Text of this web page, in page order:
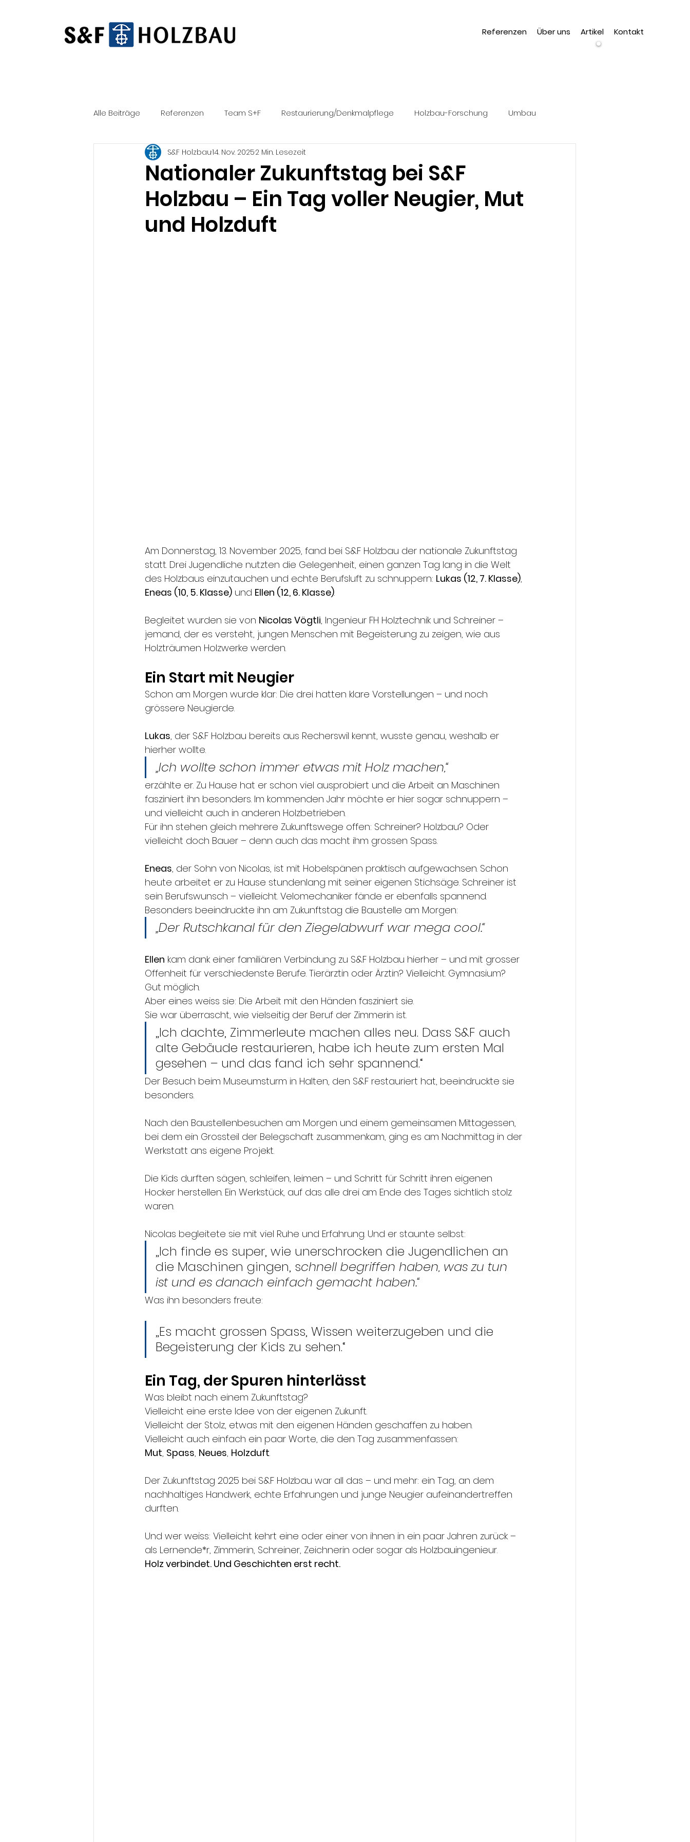
Referenzen Über uns Artikel Kontakt
Alle Beiträge Referenzen Team S+F Restaurierung/Denkmalpflege Holzbau-Forschung Umbau
Persönlich Neubau Schreinerarbeiten
Nationaler Zukunftstag bei S&F
Holzbau – Ein Tag voller Neugier, Mut
und Holzduft
S&F Holzbau14. Nov. 20252 Min. Lesezeit
Am Donnerstag, 13. November 2025, fand bei S&F Holzbau der nationale Zukunftstag
statt. Drei Jugendliche nutzten die Gelegenheit, einen ganzen Tag lang in die Welt
des Holzbaus einzutauchen und echte Berufsluft zu schnuppern: Lukas (12, 7. Klasse),
Eneas (10, 5. Klasse) und Ellen (12, 6. Klasse).
Begleitet wurden sie von Nicolas Vögtli, Ingenieur FH Holztechnik und Schreiner –
jemand, der es versteht, jungen Menschen mit Begeisterung zu zeigen, wie aus
Holzträumen Holzwerke werden.
Ein Start mit Neugier
Schon am Morgen wurde klar: Die drei hatten klare Vorstellungen – und noch
grössere Neugierde.
Lukas, der S&F Holzbau bereits aus Recherswil kennt, wusste genau, weshalb er
hierher wollte.
„Ich wollte schon immer etwas mit Holz machen,“
erzählte er. Zu Hause hat er schon viel ausprobiert und die Arbeit an Maschinen
fasziniert ihn besonders. Im kommenden Jahr möchte er hier sogar schnuppern –
und vielleicht auch in anderen Holzbetrieben.
Für ihn stehen gleich mehrere Zukunftswege offen: Schreiner? Holzbau? Oder
vielleicht doch Bauer – denn auch das macht ihm grossen Spass.
Eneas, der Sohn von Nicolas, ist mit Hobelspänen praktisch aufgewachsen. Schon
heute arbeitet er zu Hause stundenlang mit seiner eigenen Stichsäge. Schreiner ist
sein Berufswunsch – vielleicht. Velomechaniker fände er ebenfalls spannend.
Besonders beeindruckte ihn am Zukunftstag die Baustelle am Morgen:
„Der Rutschkanal für den Ziegelabwurf war mega cool.“
Ellen kam dank einer familiären Verbindung zu S&F Holzbau hierher – und mit grosser
Offenheit für verschiedenste Berufe. Tierärztin oder Ärztin? Vielleicht. Gymnasium?
Gut möglich.
Aber eines weiss sie: Die Arbeit mit den Händen fasziniert sie.
Sie war überrascht, wie vielseitig der Beruf der Zimmerin ist.
„Ich dachte, Zimmerleute machen alles neu. Dass S&F auch
alte Gebäude restaurieren, habe ich heute zum ersten Mal
gesehen – und das fand ich sehr spannend.“
Der Besuch beim Museumsturm in Halten, den S&F restauriert hat, beeindruckte sie
besonders.
Nach den Baustellenbesuchen am Morgen und einem gemeinsamen Mittagessen,
bei dem ein Grossteil der Belegschaft zusammenkam, ging es am Nachmittag in der
Werkstatt ans eigene Projekt.
Die Kids durften sägen, schleifen, leimen – und Schritt für Schritt ihren eigenen
Hocker herstellen. Ein Werkstück, auf das alle drei am Ende des Tages sichtlich stolz
waren.
Nicolas begleitete sie mit viel Ruhe und Erfahrung. Und er staunte selbst:
„Ich finde es super, wie unerschrocken die Jugendlichen an
die Maschinen gingen, schnell begriffen haben, was zu tun
ist und es danach einfach gemacht haben.“
Was ihn besonders freute:
„Es macht grossen Spass, Wissen weiterzugeben und die
Begeisterung der Kids zu sehen.“
Ein Tag, der Spuren hinterlässt
Was bleibt nach einem Zukunftstag?
Vielleicht eine erste Idee von der eigenen Zukunft.
Vielleicht der Stolz, etwas mit den eigenen Händen geschaffen zu haben.
Vielleicht auch einfach ein paar Worte, die den Tag zusammenfassen:
Mut, Spass, Neues, Holzduft.
Der Zukunftstag 2025 bei S&F Holzbau war all das – und mehr: ein Tag, an dem
nachhaltiges Handwerk, echte Erfahrungen und junge Neugier aufeinandertreffen
durften.
Und wer weiss: Vielleicht kehrt eine oder einer von ihnen in ein paar Jahren zurück –
als Lernende*r, Zimmerin, Schreiner, Zeichnerin oder sogar als Holzbauingenieur.
Holz verbindet. Und Geschichten erst recht.